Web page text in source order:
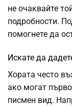
не очаквайте
подробности.
помогнете да
Искате да
Хората често
ако могат
писмен вид.